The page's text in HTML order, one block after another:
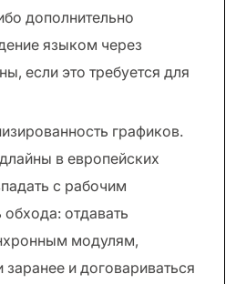
дополнительно
языком через
если это требуется для
графиков.
в европейских
с рабочим
отдавать
модулям,
заранее и договариваться